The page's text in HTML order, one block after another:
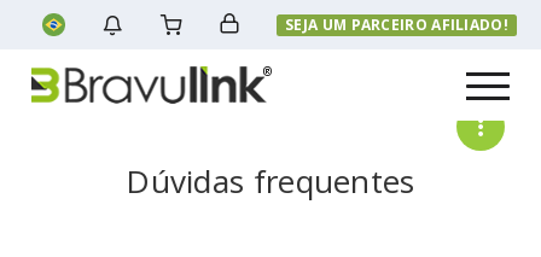
SEJA UM PARCEIRO AFILIADO!
Menu
Dúvidas frequentes